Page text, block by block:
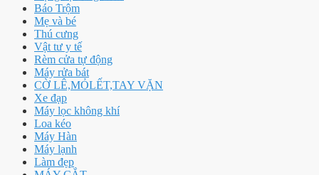
Báo Trộm
Mẹ và bé
Thú cưng
Vật tư y tế
Rèm cửa tự động
Máy rửa bát
CỜ LÊ,MỎLẾT,TAY VẶN
Xe đạp
Máy lọc không khí
Loa kéo
Máy Hàn
Máy lạnh
Làm đẹp